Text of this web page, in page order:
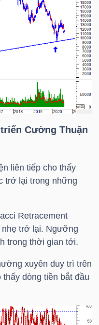
Cường Thuận
liên tiếp cho thấy
trở lại trong những
Retracement
nhẹ trở lại. Ngưỡng
trong thời gian tới.
xuyên duy trì trên
dòng tiền bắt đầu